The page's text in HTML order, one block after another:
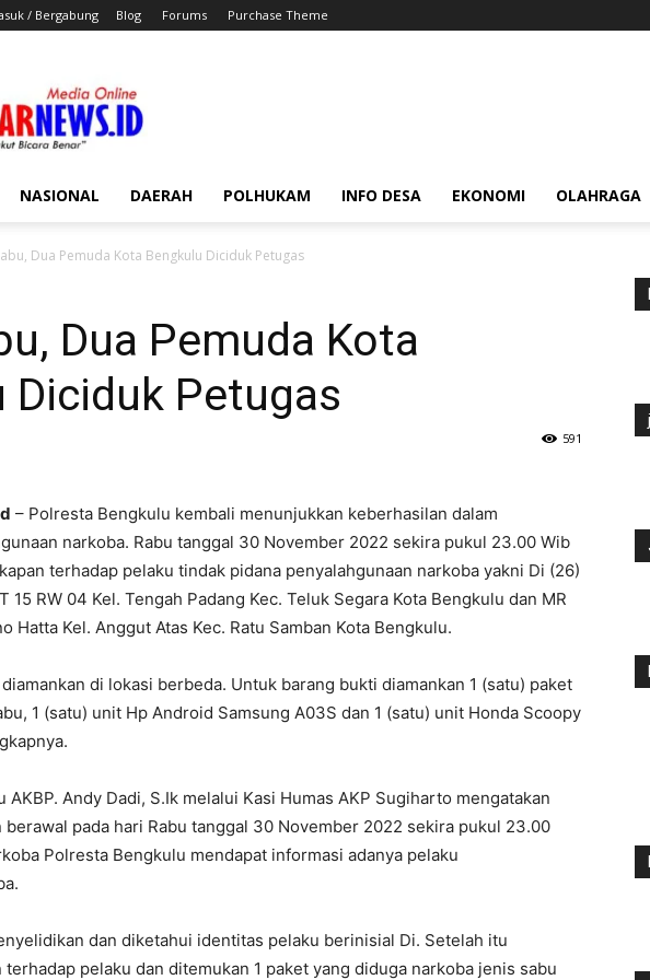
/ Bergabung Blog Forums Purchase Theme
NASIONAL DAERAH POLHUKAM INFO DESA EKONOMI OLAHRAGA
Dua Pemuda Kota Bengkulu Diciduk Petugas
Dua Pemuda Kota
Diciduk Petugas
591
– Polresta Bengkulu kembali menunjukkan keberhasilan dalam
narkoba. Rabu tanggal 30 November 2022 sekira pukul 23.00 Wib
terhadap pelaku tindak pidana penyalahgunaan narkoba yakni Di (26)
15 RW 04 Kel. Tengah Padang Kec. Teluk Segara Kota Bengkulu dan MR
Hatta Kel. Anggut Atas Kec. Ratu Samban Kota Bengkulu.
di lokasi berbeda. Untuk barang bukti diamankan 1 (satu) paket
1 (satu) unit Hp Android Samsung A03S dan 1 (satu) unit Honda Scoopy
AKBP. Andy Dadi, S.Ik melalui Kasi Humas AKP Sugiharto mengatakan
pada hari Rabu tanggal 30 November 2022 sekira pukul 23.00
Polresta Bengkulu mendapat informasi adanya pelaku
dan diketahui identitas pelaku berinisial Di. Setelah itu
pelaku dan ditemukan 1 paket yang diduga narkoba jenis sabu